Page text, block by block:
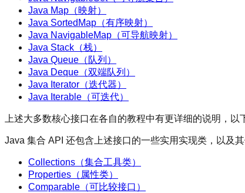
Java Map（映射）
Java SortedMap（有序映射）
Java NavigableMap（可导航映射）
Java Stack（栈）
Java Queue（队列）
Java Deque（双端队列）
Java Iterator（迭代器）
Java Iterable（可迭代）
上述大多数核心接口在各自的教程中有更详细的说明，以
Java 集合 API 还包含上述接口的一些实用实现类，以及
Collections（集合工具类）
Properties（属性类）
Comparable（可比较接口）